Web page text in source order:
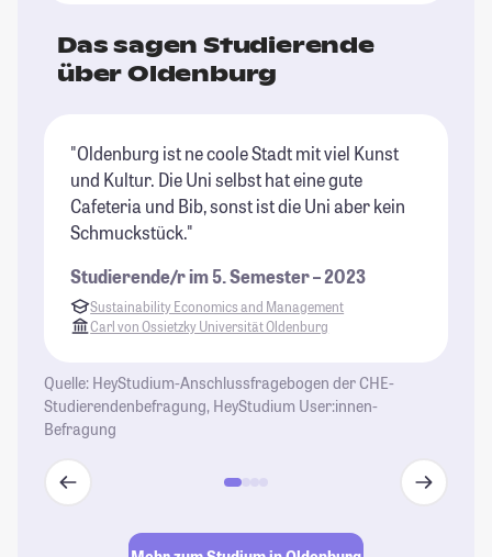
Das sagen Studierende
über Oldenburg
"Oldenburg ist ne coole Stadt mit viel Kunst
und Kultur. Die Uni selbst hat eine gute
Cafeteria und Bib, sonst ist die Uni aber kein
Schmuckstück."
Studierende/r im 5. Semester – 2023
Sustainability Economics and Management
Carl von Ossietzky Universität Oldenburg
Quelle: HeyStudium-Anschlussfragebogen der CHE-
Studierendenbefragung, HeyStudium User:innen-
Befragung